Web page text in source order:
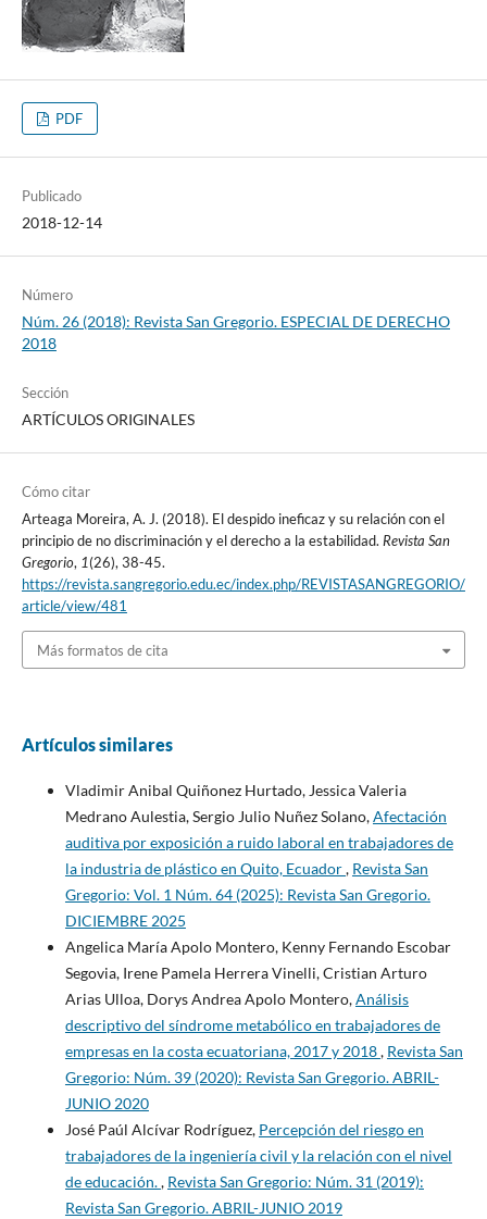
PDF
Publicado
2018-12-14
Número
Núm. 26 (2018): Revista San Gregorio. ESPECIAL DE DERECHO
2018
Sección
ARTÍCULOS ORIGINALES
Cómo citar
Arteaga Moreira, A. J. (2018). El despido ineficaz y su relación con el
principio de no discriminación y el derecho a la estabilidad. Revista San
Gregorio, 1(26), 38-45.
https://revista.sangregorio.edu.ec/index.php/REVISTASANGREGORIO/
article/view/481
Más formatos de cita
Artículos similares
Vladimir Anibal Quiñonez Hurtado, Jessica Valeria
Medrano Aulestia, Sergio Julio Nuñez Solano,Afectación
auditiva por exposición a ruido laboral en trabajadores de
la industria de plástico en Quito, Ecuador, Revista San
Gregorio: Vol. 1 Núm. 64 (2025): Revista San Gregorio.
DICIEMBRE 2025
Angelica María Apolo Montero, Kenny Fernando Escobar
Segovia, Irene Pamela Herrera Vinelli, Cristian Arturo
Arias Ulloa, Dorys Andrea Apolo Montero,Análisis
descriptivo del síndrome metabólico en trabajadores de
empresas en la costa ecuatoriana, 2017 y 2018, Revista San
Gregorio: Núm. 39 (2020): Revista San Gregorio. ABRIL-
JUNIO 2020
José Paúl Alcívar Rodríguez, Percepción del riesgo en
trabajadores de la ingeniería civil y la relación con el nivel
de educación., Revista San Gregorio: Núm. 31 (2019):
Revista San Gregorio. ABRIL-JUNIO 2019